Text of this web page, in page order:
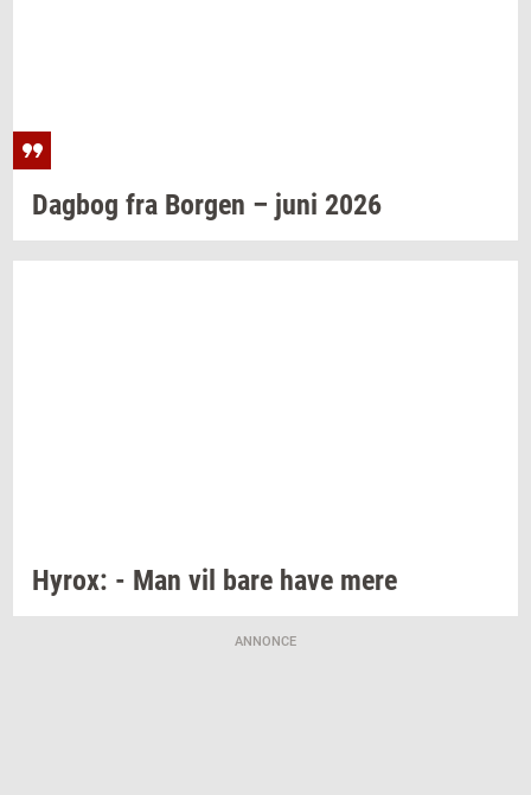
Dag­bog fra Bor­gen – juni 2026
Hyrox: - Man vil bare have mere
ANNONCE